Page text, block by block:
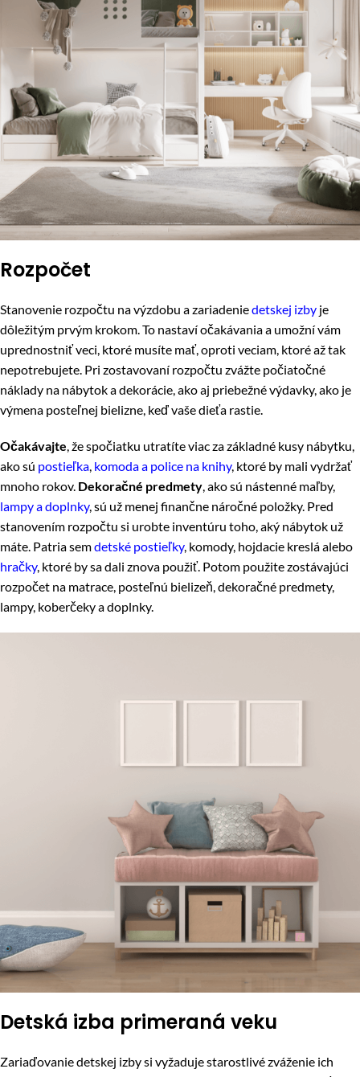
Rozpočet
Stanovenie rozpočtu na výzdobu a zariadeniedetskej izby je
dôležitým prvým krokom. To nastaví očakávania a umožní vám
uprednostniť veci, ktoré musíte mať, oproti veciam, ktoré až tak
nepotrebujete. Pri zostavovaní rozpočtu zvážte počiatočné
náklady na nábytok a dekorácie, ako aj priebežné výdavky, ako je
výmena posteľnej bielizne, keď vaše dieťa rastie.
Očakávajte , že spočiatku utratíte viac za základné kusy nábytku,
ako sú postieľka komoda a police na knihy, ktoré by mali vydržať
mnoho rokov. Dekoračné predmety , ako sú nástenné maľby,
lampy a doplnky, sú už menej finančne náročné položky. Pred
stanovením rozpočtu si urobte inventúru toho, aký nábytok už
máte. Patria semdetské postieľky, komody, hojdacie kreslá alebo
hračky, ktoré by sa dali znova použiť. Potom použite zostávajúci
rozpočet na matrace, posteľnú bielizeň, dekoračné predmety,
lampy, koberčeky a doplnky.
Detská izba primeraná veku
Zariaďovanie detskej izby si vyžaduje starostlivé zváženie ich